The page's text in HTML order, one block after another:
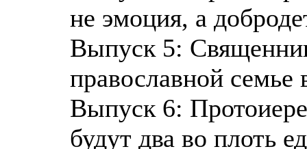
не эмоция, а
Выпуск 5:
православной
Выпуск 6:
будут два во плоть